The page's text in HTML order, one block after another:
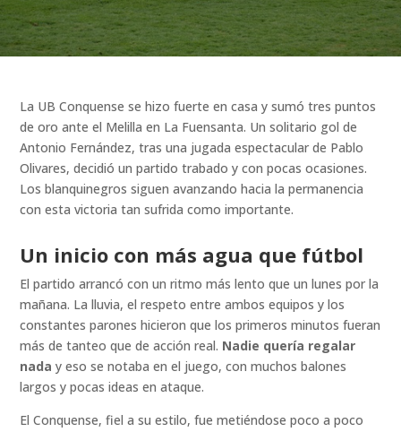
La UB Conquense se hizo fuerte en casa y sumó tres puntos
de oro ante el Melilla en La Fuensanta. Un solitario gol de
Antonio Fernández, tras una jugada espectacular de Pablo
Olivares, decidió un partido trabado y con pocas ocasiones.
Los blanquinegros siguen avanzando hacia la permanencia
con esta victoria tan sufrida como importante.
Un inicio con más agua que fútbol
El partido arrancó con un ritmo más lento que un lunes por la
mañana. La lluvia, el respeto entre ambos equipos y los
constantes parones hicieron que los primeros minutos fueran
más de tanteo que de acción real. Nadie quería regalar
nada y eso se notaba en el juego, con muchos balones
largos y pocas ideas en ataque.
El Conquense, fiel a su estilo, fue metiéndose poco a poco